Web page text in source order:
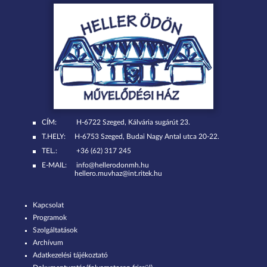
CÍM:
H-6722 Szeged, Kálvária sugárút 23.
T.HELY:
H-6753 Szeged, Budai Nagy Antal utca 20-22.
TEL.:
+36 (62) 317 245
E-MAIL:
info@hellerodonmh.hu
hellero.muvhaz@int.ritek.hu
Kapcsolat
Programok
Szolgáltatások
Archívum
Adatkezelési tájékoztató